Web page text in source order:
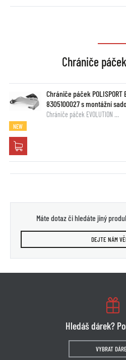
Chrániče
Chrániče páček POLISPORT
8305100027 s montážní
Chrániče páček EVOLUTION …
NEW
Máte dotaz či hledáte jiný
DEJTE NÁM
Hledáš dárek?
VYBRAT